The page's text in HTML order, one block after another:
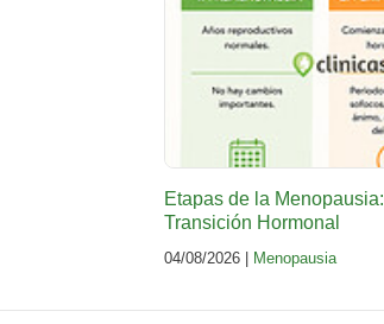
Etapas de la
Transición Hormonal
04/08/2026 | Menopausia